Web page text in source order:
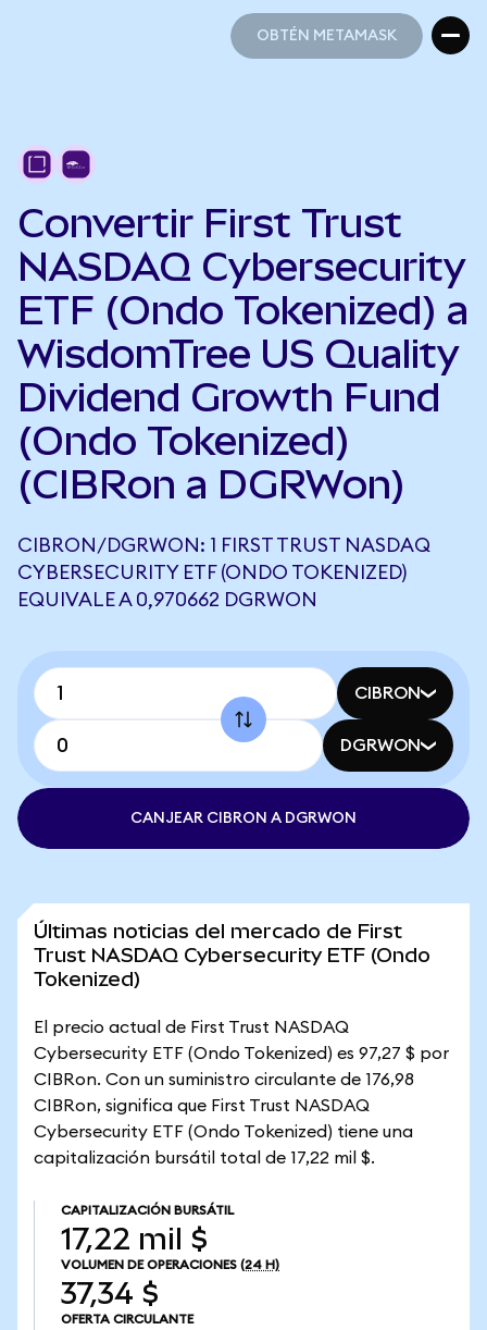
OBTÉN METAMASK
Convertir First Trust
NASDAQ Cybersecurity
ETF (Ondo Tokenized) a
WisdomTree US Quality
Dividend Growth Fund
(Ondo Tokenized)
(CIBRon a DGRWon)
CIBRON/DGRWON: 1 FIRST TRUST NASDAQ
CYBERSECURITY ETF (ONDO TOKENIZED)
EQUIVALE A 0,970662 DGRWON
CIBRON
DGRWON
CANJEAR CIBRON A DGRWON
Últimas noticias del mercado de First
Trust NASDAQ Cybersecurity ETF (Ondo
Tokenized)
El precio actual de First Trust NASDAQ
Cybersecurity ETF (Ondo Tokenized) es 97,27 $ por
CIBRon. Con un suministro circulante de 176,98
CIBRon, significa que First Trust NASDAQ
Cybersecurity ETF (Ondo Tokenized) tiene una
capitalización bursátil total de 17,22 mil $.
CAPITALIZACIÓN BURSÁTIL
17,22 mil $
VOLUMEN DE OPERACIONES (24 H)
37,34 $
OFERTA CIRCULANTE